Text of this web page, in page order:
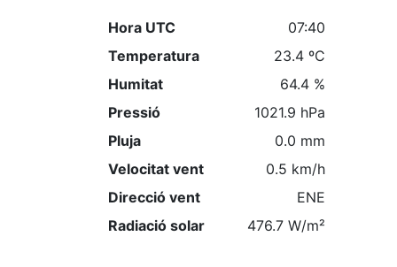
Hora UTC
07:40
Temperatura
23.4 ºC
Humitat
64.4 %
Pressió
1021.9 hPa
Pluja
0.0 mm
Velocitat vent
0.5 km/h
Direcció vent
ENE
Radiació solar
476.7 W/m²